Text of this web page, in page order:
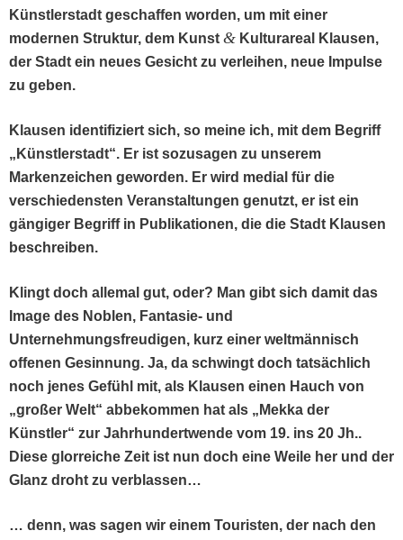
Kün­stler­stadt geschaf­fen wor­den, um mit ein­er
mod­er­nen Struk­tur, dem Kun­st & Kul­tur­areal Klausen,
der Stadt ein neues Gesicht zu ver­lei­hen, neue Impulse
zu geben.
Klausen iden­ti­fiziert sich, so meine ich, mit dem Begriff
„Kün­stler­stadt“. Er ist sozusagen zu unserem
Marken­ze­ichen gewor­den. Er wird medi­al für die
ver­schieden­sten Ver­anstal­tun­gen genutzt, er ist ein
gängiger Begriff in Pub­lika­tio­nen, die die Stadt Klausen
beschreiben.
Klingt doch alle­mal gut, oder? Man gibt sich damit das
Image des Noblen, Fan­tasie- und
Unternehmungs­freudi­gen, kurz ein­er welt­män­nisch
offe­nen Gesin­nung. Ja, da schwingt doch tat­säch­lich
noch jenes Gefühl mit, als Klausen einen Hauch von
„großer Welt“ abbekom­men hat als „Mek­ka der
Kün­stler“ zur Jahrhun­der­twende vom 19. ins 20 Jh..
Diese glo­r­re­iche Zeit ist nun doch eine Weile her und der
Glanz dro­ht zu verblassen…
… denn, was sagen wir einem Touris­ten, der nach den